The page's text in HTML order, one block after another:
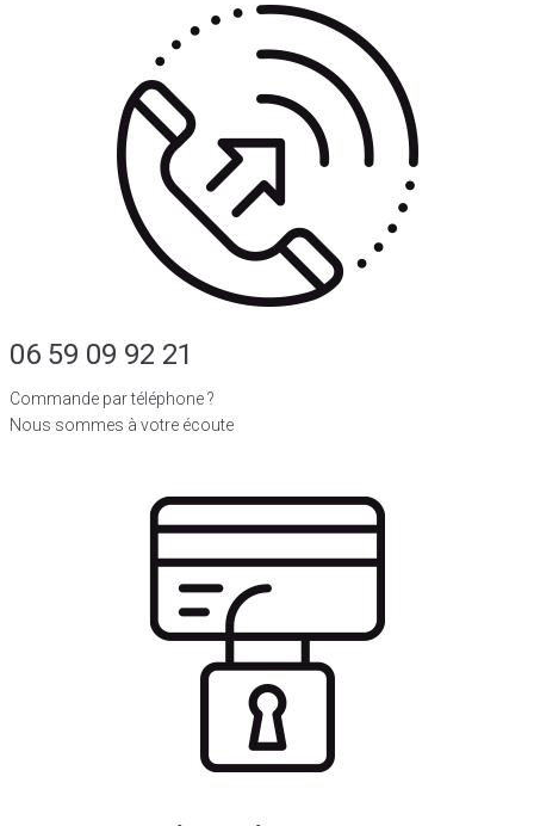
06 59 09 92 21
Commande par téléphone ?
Nous sommes à votre écoute